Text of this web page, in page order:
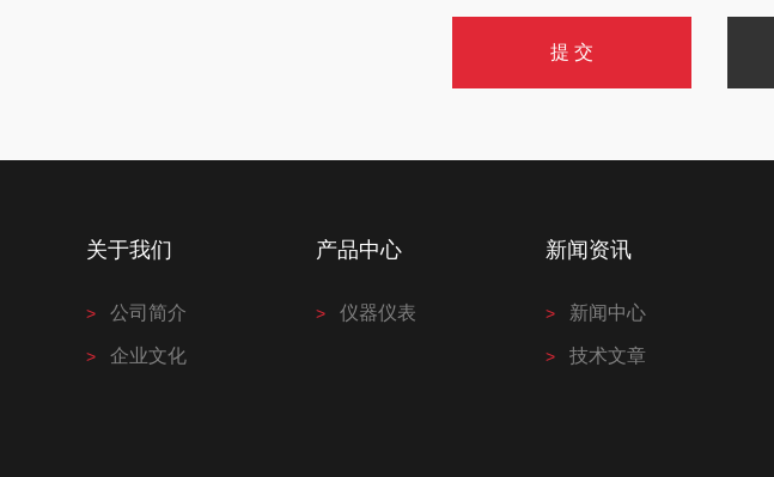
关于我们
公司简介
企业文化
产品中心
仪器仪表
新闻资讯
新闻中心
技术文章